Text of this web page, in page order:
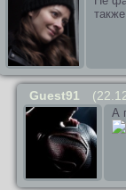
Guest91
А